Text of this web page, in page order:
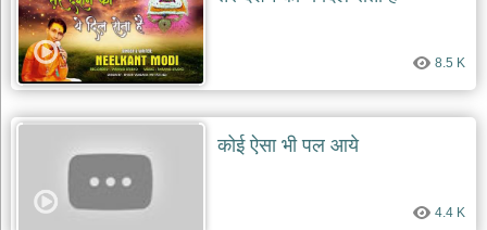
दयाल
भजन
bawa
lal
dayal
bhajans
shani
dev
8.5 K
कोई ऐसा भी पल आये
4.4 K